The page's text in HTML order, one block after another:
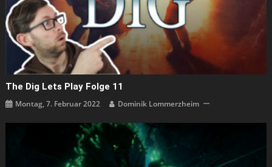
The Dig Lets Play Folge 11
Montag, 7. Februar 2022 Dominik Lommerzheim